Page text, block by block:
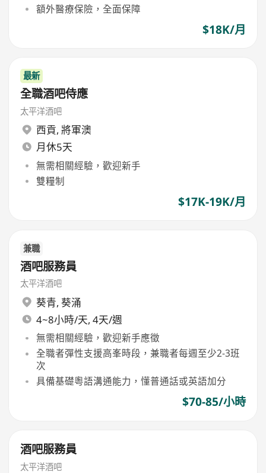
額外醫療保險，全面保障
$18K/月
最新
全職酒吧侍應
太平洋酒吧
西貢, 將軍澳
月休5天
無需相關經驗，歡迎新手
雙糧制
$17K-19K/月
兼職
酒吧服務員
太平洋酒吧
葵青, 葵涌
4~8小時/天, 4天/週
無需相關經驗，歡迎新手應徵
全職者彈性支援高峯時段，兼職者每週至少2-3班
次
具備基礎粵語溝通能力，懂普通話或英語加分
$70-85/小時
酒吧服務員
太平洋酒吧